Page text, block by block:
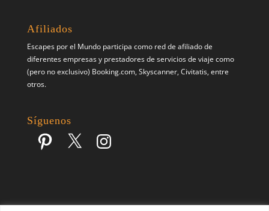
Afiliados
Escapes por el Mundo participa como red de afiliado de
diferentes empresas y prestadores de servicios de viaje como
(pero no exclusivo) Booking.com, Skyscanner, Civitatis, entre
otros.
Síguenos
Pinterest X Instagram